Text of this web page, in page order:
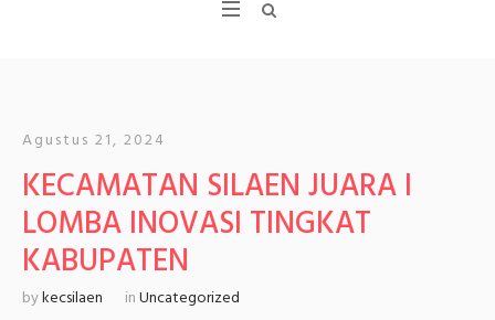
Agustus 21, 2024
KECAMATAN SILAEN JUARA I
LOMBA INOVASI TINGKAT
KABUPATEN
bykecsilaen inUncategorized